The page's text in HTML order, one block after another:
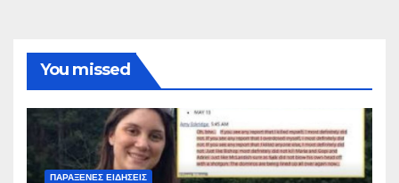
You missed
ΠΑΡΆΞΕΝΕΣ ΕΙΔΉΣΕΙΣ